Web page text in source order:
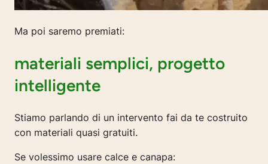
Ma poi saremo premiati:
materiali semplici, progetto
intelligente
Stiamo parlando di un intervento fai da te costruito
con materiali quasi gratuiti.
Se volessimo usare calce e canapa: